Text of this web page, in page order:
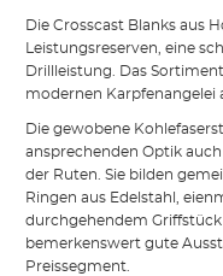
Die Crosscast Blanks aus
Leistungsreserven, eine
Drillleistung. Das
modernen Karpfenangelei
Die gewobene
ansprechenden Optik
der Ruten. Sie bilden
Ringen aus Edelstahl,
durchgehendem
bemerkenswert gute
Preissegment.